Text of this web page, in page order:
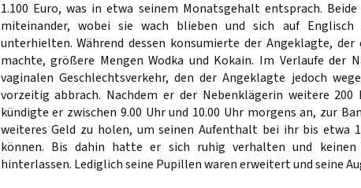
1.100 Euro, was in etwa seinem Monatsgehalt entsprach.
miteinander, wobei sie wach blieben und sich auf Englisch
unterhielten. Während dessen konsumierte der Angeklagte, der
machte, größere Mengen Wodka und Kokain. Im Verlaufe der
vaginalen Geschlechtsverkehr, den der Angeklagte jedoch
vorzeitig abbrach. Nachdem er der Nebenklägerin weitere 200
kündigte er zwischen 9.00 Uhr und 10.00 Uhr morgens an, zur
weiteres Geld zu holen, um seinen Aufenthalt bei ihr bis etwa
können. Bis dahin hatte er sich ruhig verhalten und keinen
hinterlassen. Lediglich seine Pupillen waren erweitert und seine